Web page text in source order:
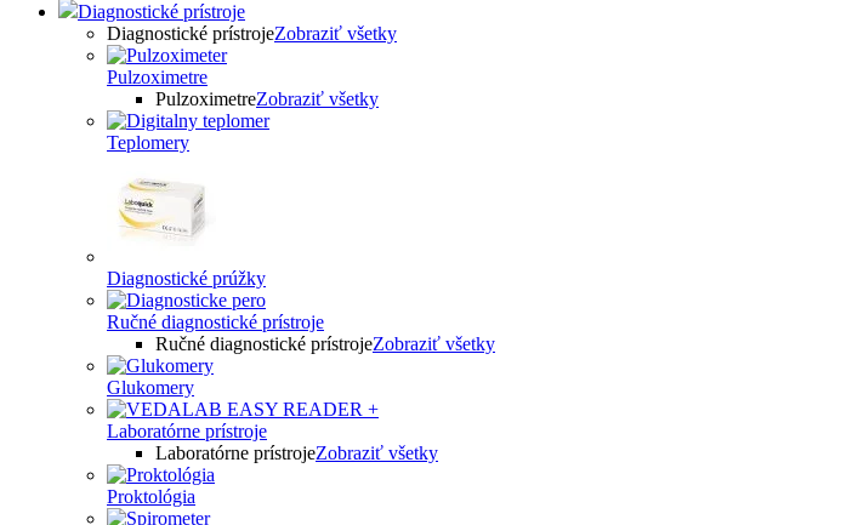
Diagnostické prístroje
Diagnostické prístrojeZobraziť všetky
Pulzoximetre
PulzoximetreZobraziť všetky
Teplomery
Diagnostické prúžky
Ručné diagnostické prístroje
Ručné diagnostické prístrojeZobraziť všetky
Glukomery
Laboratórne prístroje
Laboratórne prístrojeZobraziť všetky
Proktológia